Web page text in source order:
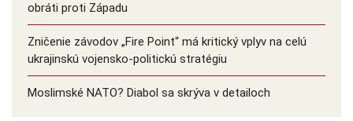
obráti proti Západu
Zničenie závodov „Fire Point“ má kritický vplyv na celú
ukrajinskú vojensko-politickú stratégiu
Moslimské NATO? Diabol sa skrýva v detailoch